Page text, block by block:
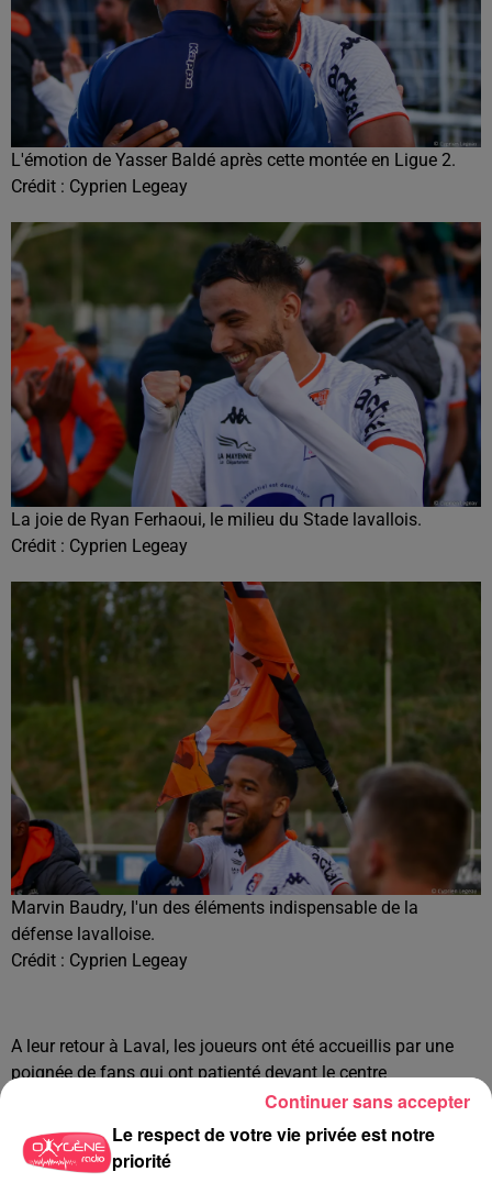
L'émotion de Yasser Baldé après cette montée en Ligue 2.
Crédit : Cyprien Legeay
La joie de Ryan Ferhaoui, le milieu du Stade lavallois.
Crédit : Cyprien Legeay
Marvin Baudry, l'un des éléments indispensable de la
défense lavalloise.
Crédit : Cyprien Legeay
A leur retour à Laval, les joueurs ont été accueillis par une
poignée de fans qui ont patienté devant le centre
d'entraînement des Gandonnières. Il était 3h du matin quand
les joueurs ont retrouvé les mêmes supporters qu'ils avaient
quitté à Chambly.
Le respect de votre vie privée est notre
priorité
Continuer sans accepter